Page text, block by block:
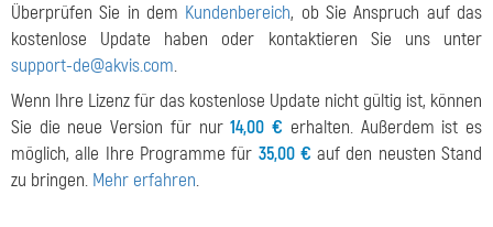
Überprüfen Sie in dem Kundenbereich, ob Sie Anspruch auf das
kostenlose Update haben oder kontaktieren Sie uns unter
support-de@akvis.com.
Wenn Ihre Lizenz für das kostenlose Update nicht gültig ist, können
Sie die neue Version für nur14,00 € erhalten. Außerdem ist es
möglich, alle Ihre Programme für 35,00 € auf den neusten Stand
zu bringen. Mehr erfahren.